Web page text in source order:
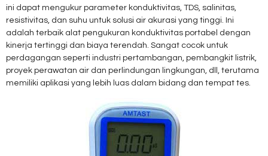
ini dapat mengukur parameter konduktivitas, TDS, salinitas,
resistivitas, dan suhu untuk solusi air akurasi yang tinggi. Ini
adalah terbaik alat pengukuran konduktivitas portabel dengan
kinerja tertinggi dan biaya terendah. Sangat cocok untuk
perdagangan seperti industri pertambangan, pembangkit listrik,
proyek perawatan air dan perlindungan lingkungan, dll, terutama
memiliki aplikasi yang lebih luas dalam bidang dan tempat tes.